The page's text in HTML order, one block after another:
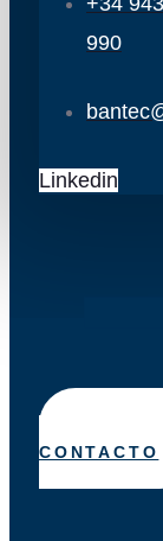
990
Linkedin
CONTACTO